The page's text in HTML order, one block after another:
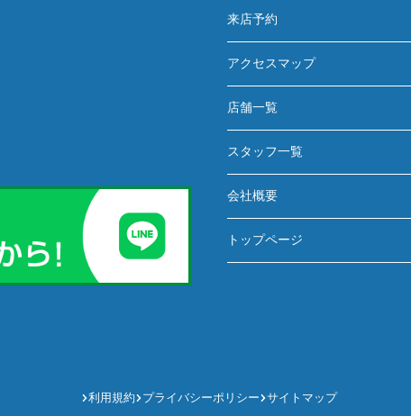
来店予約
アクセスマップ
店舗一覧
スタッフ一覧
会社概要
トップページ
利用規約 プライバシーポリシー サイトマップ